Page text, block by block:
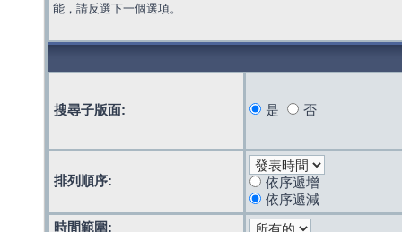
能，請反選下一個選項。
搜尋子版面: 是 否
排列順序:
依序遞增
依序遞減
時間範圍: